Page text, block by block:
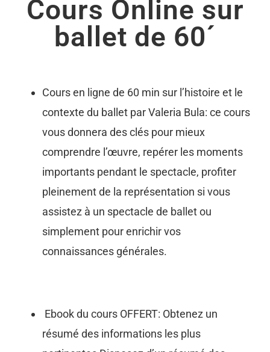
Cours Online sur
ballet de 60´
Cours en ligne de 60 min sur l’histoire et le
contexte du ballet par Valeria Bula: ce cours
vous donnera des clés pour mieux
comprendre l’œuvre, repérer les moments
importants pendant le spectacle, profiter
pleinement de la représentation si vous
assistez à un spectacle de ballet ou
simplement pour enrichir vos
connaissances générales.
Ebook du cours OFFERT: Obtenez un
résumé des informations les plus